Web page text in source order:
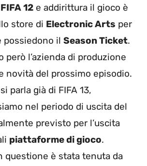
FIFA 12 e addirittura il gioco è
store di Electronic Arts per
possiedono il Season Ticket.
però l’azienda di produzione
novità del prossimo episodio.
parla già di FIFA 13,
nel periodo di uscita del
previsto per l’uscita
piattaforme di gioco.
questione è stata tenuta da